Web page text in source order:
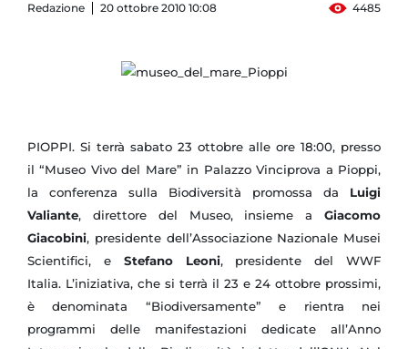
Redazione 20 ottobre 2010 10:08 4485
PIOPPI. Si terrà sabato 23 ottobre alle ore 18:00, presso
il “Museo Vivo del Mare” in Palazzo Vinciprova a Pioppi,
la conferenza sulla Biodiversità promossa da Luigi
Valiante, direttore del Museo, insieme a Giacomo
Giacobini, presidente dell’Associazione Nazionale Musei
Scientifici, e Stefano Leoni, presidente del WWF
Italia. L’iniziativa, che si terrà il 23 e 24 ottobre prossimi,
è denominata “Biodiversamente” e rientra nei
programmi delle manifestazioni dedicate all’Anno